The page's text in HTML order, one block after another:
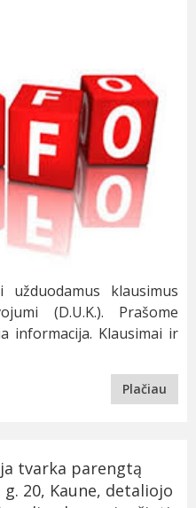
klausimus
(D.U.K.). Prašome
informacija. Klausimai ir
Plačiau
tvarka parengtą
20, Kaune, detaliojo